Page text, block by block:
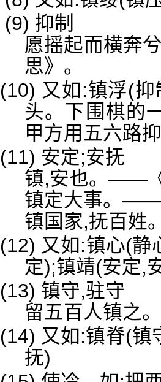
(9) 抑制
愿摇起而横奔
思》。
(10) 又如:镇浮(
头。下围棋的
甲方用五六路
(11) 安定;安抚
镇,安也。——《
镇定大事。——
镇国家,抚百
(12) 又如:镇心(静
定);镇靖(安定,
(13) 镇守,驻守
留五百人镇之
(14) 又如:镇脊(镇
抚)